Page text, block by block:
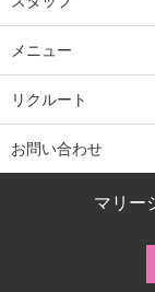
メニュー
リクルート
お問い合わせ
マリー